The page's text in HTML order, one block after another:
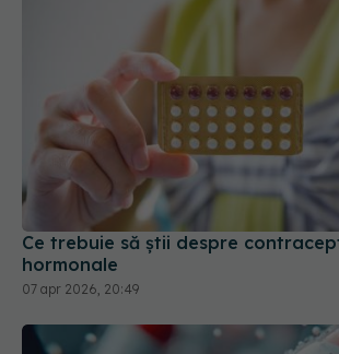
Ce trebuie să știi despre
hormonale
07 apr 2026, 20:49